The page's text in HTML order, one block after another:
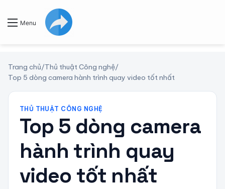
Menu
Trang chủ/Thủ thuật Công nghệ/
Top 5 dòng camera hành trình quay video tốt nhất
THỦ THUẬT CÔNG NGHỆ
Top 5 dòng camera
hành trình quay
video tốt nhất